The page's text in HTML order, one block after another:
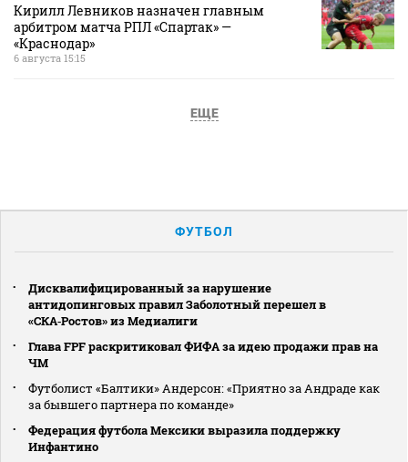
Кирилл Левников назначен главным
арбитром матча РПЛ «Спартак» —
«Краснодар»
6 августа 15:15
ЕЩЕ
ФУТБОЛ
Дисквалифицированный за нарушение
антидопинговых правил Заболотный перешел в
«СКА‑Ростов» из Медиалиги
Глава FPF раскритиковал ФИФА за идею продажи прав на
ЧМ
Футболист «Балтики» Андерсон: «Приятно за Андраде как
за бывшего партнера по команде»
Федерация футбола Мексики выразила поддержку
Инфантино